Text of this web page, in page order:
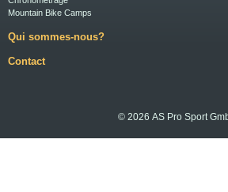
Mountain Bike Camps
Qui sommes-nous?
Contact
© 2026 AS Pro Sport